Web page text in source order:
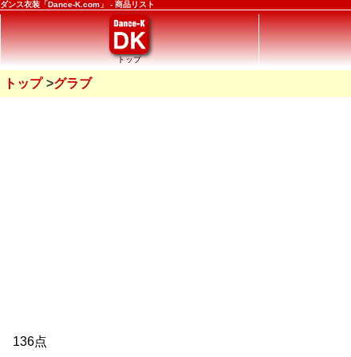
ダンス衣装「Dance-K.com」 - 商品リスト
トップ
トップ グラブ
136点